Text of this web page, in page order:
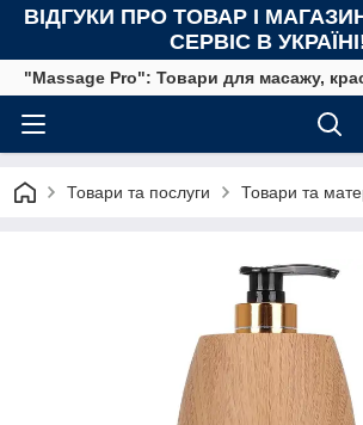
ВІДГУКИ ПРО ТОВАР І
СЕРВІС В
"Massage Pro": Товари для масажу,
Товари та послуги Товари та